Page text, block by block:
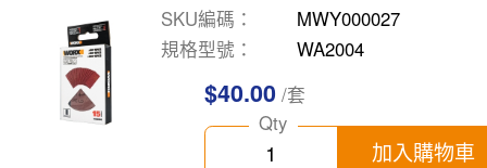
SKU編碼
MWY000027
規格型號
WA2004
$40.00 /套
Qty
加入購物車